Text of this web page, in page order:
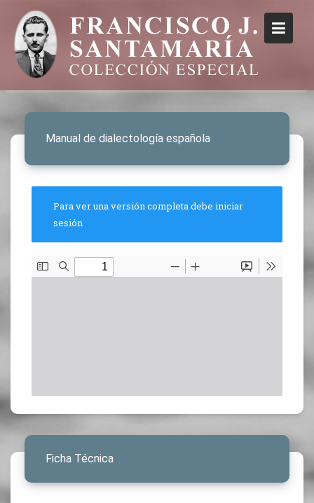
Manual de dialectología española
Para ver una versión completa debe iniciar
sesión
Ficha Técnica